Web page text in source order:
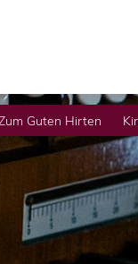
Guten Hirten